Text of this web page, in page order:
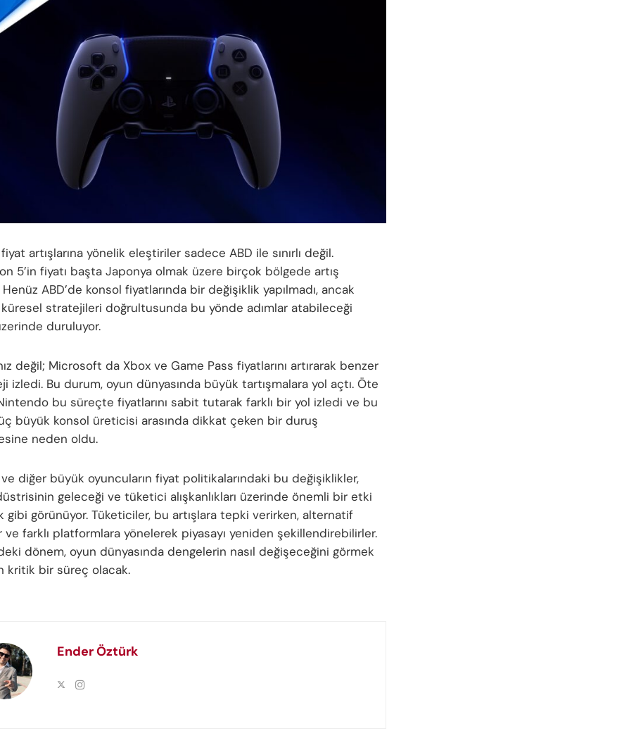
artışlarına yönelik eleştiriler sadece ABD ile sınırlı değil.
5’in fiyatı başta Japonya olmak üzere birçok bölgede artış
ABD’de konsol fiyatlarında bir değişiklik yapılmadı, ancak
küresel stratejileri doğrultusunda bu yönde adımlar atabileceği
duruluyor.
değil; Microsoft da Xbox ve Game Pass fiyatlarını artırarak benzer
izledi. Bu durum, oyun dünyasında büyük tartışmalara yol açtı. Öte
bu süreçte fiyatlarını sabit tutarak farklı bir yol izledi ve bu
büyük konsol üreticisi arasında dikkat çeken bir duruş
neden oldu.
ve diğer büyük oyuncuların fiyat politikalarındaki bu değişiklikler,
geleceği ve tüketici alışkanlıkları üzerinde önemli bir etki
gibi görünüyor. Tüketiciler, bu artışlara tepki verirken, alternatif
ve farklı platformlara yönelerek piyasayı yeniden şekillendirebilirler.
dönem, oyun dünyasında dengelerin nasıl değişeceğini görmek
kritik bir süreç olacak.
Ender Öztürk